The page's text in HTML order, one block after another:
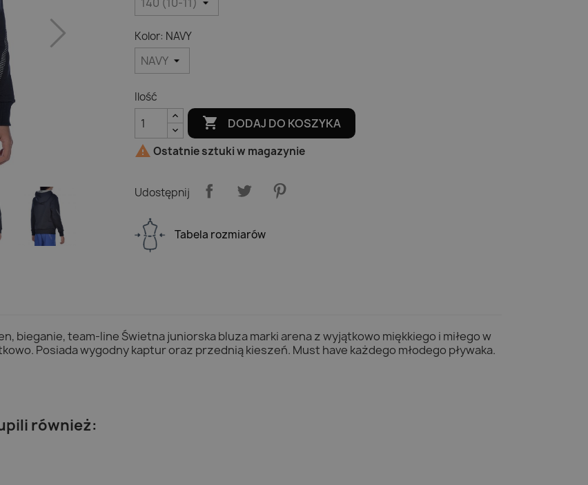
Kolor: NAVY
Ilość
 DODAJ DO KOSZYKA
 Ostatnie sztuki w magazynie
Udostępnij
Tabela rozmiarów
bieganie, team-line Świetna juniorska bluza marki arena z wyjątkowo miękkiego i miłego w
Posiada wygodny kaptur oraz przednią kieszeń. Must have każdego młodego pływaka.
również: